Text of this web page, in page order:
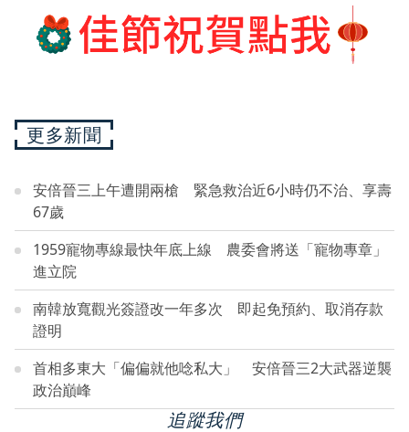
更多新聞
安倍晉三上午遭開兩槍 緊急救治近6小時仍不治、享壽
67歲
1959寵物專線最快年底上線 農委會將送「寵物專章」
進立院
南韓放寬觀光簽證改一年多次 即起免預約、取消存款
證明
首相多東大「偏偏就他唸私大」 安倍晉三2大武器逆襲
政治巔峰
追蹤我們